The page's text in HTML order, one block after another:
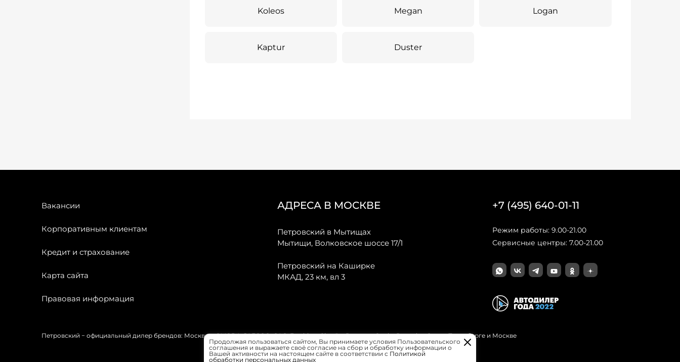
Koleos Megan Logan
Kaptur Duster
Вакансии
Корпоративным клиентам
Кредит и страхование
Карта сайта
Правовая информация
АДРЕСА В МОСКВЕ
Петровский в Мытищах
Мытищи, Волковское шоссе 17/1
Петровский на Каширке
МКАД, 23 км, вл 3
+7 (495) 640-01-11
Режим работы: 9.00-21.00
Сервисные центры: 7.00-21.00
Петровский − официальный дилер брендов: Москвич, OMODA, JAECOO, GAC, Forthing, Citroёn, Peugeot, Opel и Renault в Санкт-Петербурге и Москве
Продолжая пользоваться сайтом, Вы принимаете условия Пользовательского
соглашения и выражаете своё согласие на сбор и обработку информации о
Вашей активности на настоящем сайте в соответствии с Политикой
обработки персональных данных